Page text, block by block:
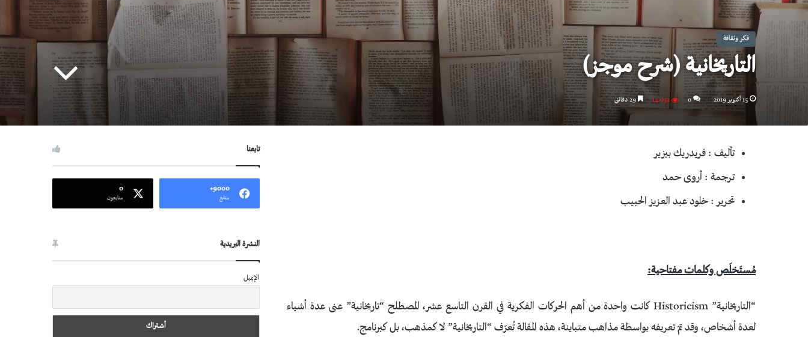
فكر وثقافة
التاريخانية (شرح موجز)
15 أكتوبر 2019 0 14٬032 29 دقائق
تأليف : فريدريك بيزير
ترجمة : أروى حمد
تحرير : خلود عبد العزيز الحبيب
مُستَخلَص وكلمات مفتاحية:
“التاريخانية” Historicism كانت واحدة من أهم الحركات الفكرية في القرن التاسع عشر، المصطلح “تاريخانية” عنى عدة أشياء
لعدة أشخاص، وقد تمّ تعريفه بواسطة مذاهب متباينة، هذه المقالة تُعرّف “التاريخانية” لا كمذهب، بل كبرنامج.
تابعنا
9000+
متابع
0
متابعون
النشرة البريدية
الإيميل